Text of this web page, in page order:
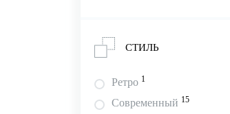
СТИЛЬ
Ретро 1
Современный 15